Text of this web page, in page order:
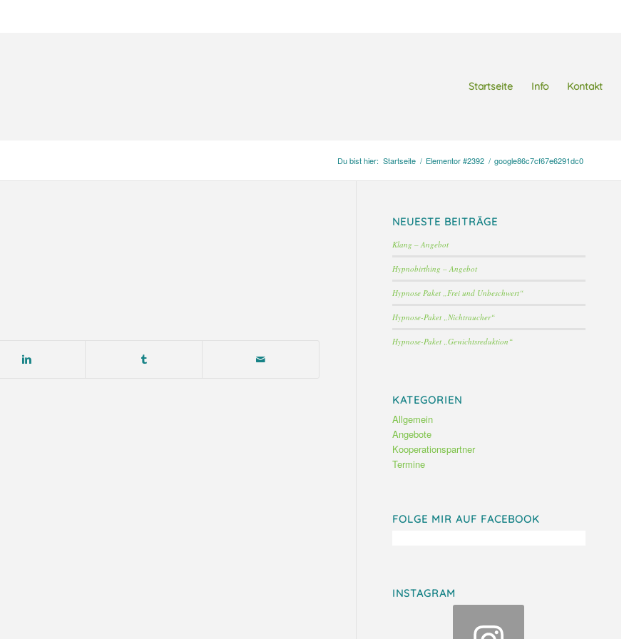
Startseite Info Kontakt
Du bist hier: Startseite / Elementor #2392 / google86c7cf67e6291dc0
NEUESTE BEITRÄGE
Klang – Angebot
Hypnobirthing – Angebot
Hypnose Paket „Frei und Unbeschwert“
Hypnose-Paket „Nichtraucher“
Hypnose-Paket „Gewichtsreduktion“
KATEGORIEN
Allgemein
Angebote
Kooperationspartner
Termine
FOLGE MIR AUF FACEBOOK
INSTAGRAM